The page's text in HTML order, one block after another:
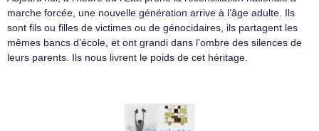
marche forcée, une nouvelle génération arrive à l’âge adulte. Ils
sont fils ou filles de victimes ou de génocidaires, ils partagent les
mêmes bancs d’école, et ont grandi dans l’ombre des silences de
leurs parents. Ils nous livrent le poids de cet héritage.